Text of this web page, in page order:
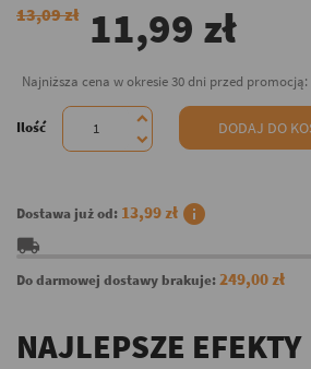
13,09 zł 11,99 zł
Najniższa cena w okresie 30 dni przed promocją:
Ilość DODAJ DO
Dostawa już od: 13,99 zł info
local_shipping
Do darmowej dostawy brakuje:249,00 zł
NAJLEPSZE EFEKTY